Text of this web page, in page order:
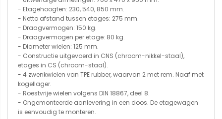
- Etagehoogten: 230, 540, 850 mm.
- Netto afstand tussen etages: 275 mm.
- Draagvermogen: 150 kg.
- Draagvermogen per etage: 80 kg.
- Diameter wielen: 125 mm.
- Constructie uitgevoerd in CNS (chroom-nikkel-staal),
etages in CS (chroom-staal).
- 4 zwenkwielen van TPE rubber, waarvan 2 met rem. Naaf met
kogellager.
- Roestvrije wielen volgens DIN 18867, deel 8.
- Ongemonteerde aanlevering in een doos. De etagewagen
is eenvoudig te monteren.